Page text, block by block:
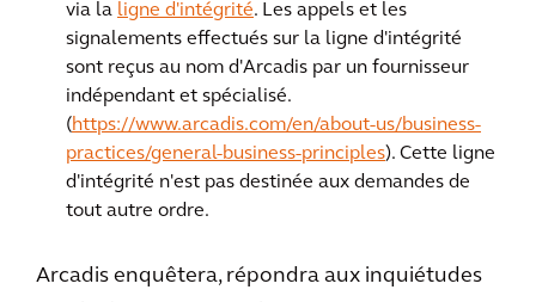
via la ligne d'intégrité. Les appels et les
signalements effectués sur la ligne d'intégrité
sont reçus au nom d'Arcadis par un fournisseur
indépendant et spécialisé.
(https://www.arcadis.com/en/about-us/business-
practices/general-business-principles). Cette ligne
d'intégrité n'est pas destinée aux demandes de
tout autre ordre.
Arcadis enquêtera, répondra aux inquiétudes